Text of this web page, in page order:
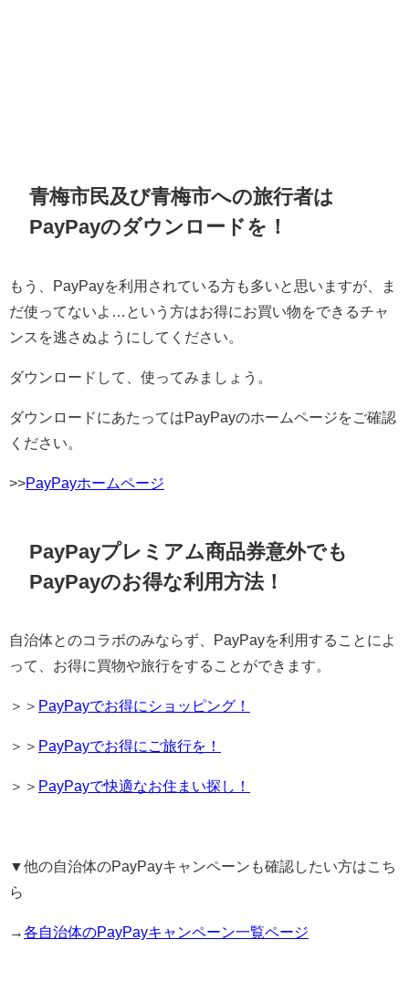
青梅市民及び青梅市への旅行者は
PayPayのダウンロードを！
もう、PayPayを利用されている方も多いと思いますが、ま
だ使ってないよ…という方はお得にお買い物をできるチャ
ンスを逃さぬようにしてください。
ダウンロードして、使ってみましょう。
ダウンロードにあたってはPayPayのホームページをご確認
ください。
>>PayPayホームページ
PayPayプレミアム商品券意外でも
PayPayのお得な利用方法！
自治体とのコラボのみならず、PayPayを利用することによ
って、お得に買物や旅行をすることができます。
＞＞ PayPayでお得にショッピング！
＞＞ PayPayでお得にご旅行を！
＞＞ PayPayで快適なお住まい探し！
▼他の自治体のPayPayキャンペーンも確認したい方はこち
ら
→各自治体のPayPayキャンペーン一覧ページ